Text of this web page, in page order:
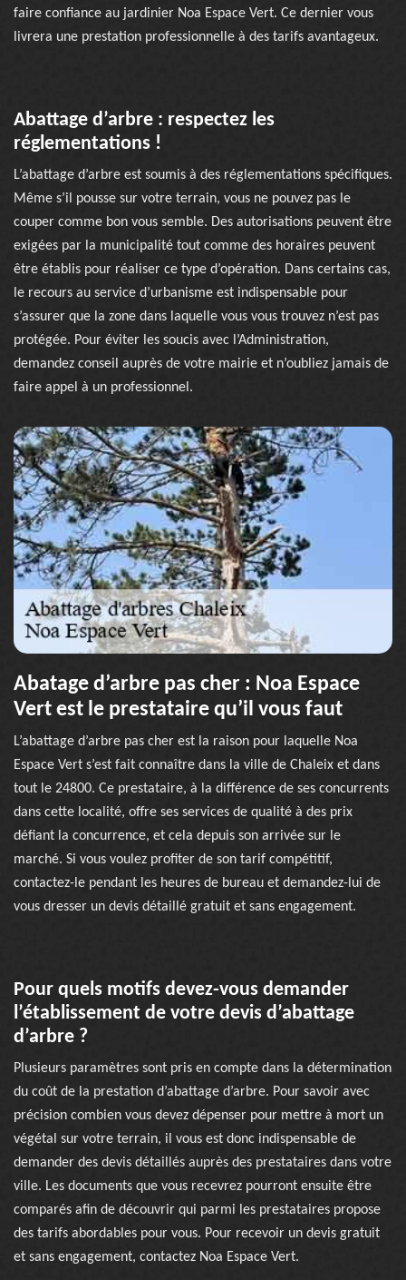
faire confiance au jardinier Noa Espace Vert. Ce dernier vous
livrera une prestation professionnelle à des tarifs avantageux.
Abattage d’arbre : respectez les
réglementations !
L’abattage d’arbre est soumis à des réglementations spécifiques.
Même s’il pousse sur votre terrain, vous ne pouvez pas le
couper comme bon vous semble. Des autorisations peuvent être
exigées par la municipalité tout comme des horaires peuvent
être établis pour réaliser ce type d’opération. Dans certains cas,
le recours au service d’urbanisme est indispensable pour
s’assurer que la zone dans laquelle vous vous trouvez n’est pas
protégée. Pour éviter les soucis avec l’Administration,
demandez conseil auprès de votre mairie et n’oubliez jamais de
faire appel à un professionnel.
Abatage d’arbre pas cher : Noa Espace
Vert est le prestataire qu’il vous faut
L’abattage d’arbre pas cher est la raison pour laquelle Noa
Espace Vert s’est fait connaître dans la ville de Chaleix et dans
tout le 24800. Ce prestataire, à la différence de ses concurrents
dans cette localité, offre ses services de qualité à des prix
défiant la concurrence, et cela depuis son arrivée sur le
marché. Si vous voulez profiter de son tarif compétitif,
contactez-le pendant les heures de bureau et demandez-lui de
vous dresser un devis détaillé gratuit et sans engagement.
Pour quels motifs devez-vous demander
l’établissement de votre devis d’abattage
d’arbre ?
Plusieurs paramètres sont pris en compte dans la détermination
du coût de la prestation d’abattage d’arbre. Pour savoir avec
précision combien vous devez dépenser pour mettre à mort un
végétal sur votre terrain, il vous est donc indispensable de
demander des devis détaillés auprès des prestataires dans votre
ville. Les documents que vous recevrez pourront ensuite être
comparés afin de découvrir qui parmi les prestataires propose
des tarifs abordables pour vous. Pour recevoir un devis gratuit
et sans engagement, contactez Noa Espace Vert.